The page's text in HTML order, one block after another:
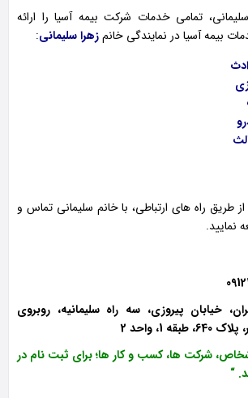
تمامی خدمات شرکت بیمه آسیا را ارائه
بیمه آسیا در نمایندگی خانمزهرا سلیمانی:
طریق راه های ارتباطی، با خانم سلیمانی تماس و
نمایید.
خیابان پیروزی، سه راه سلیمانیه، روبروی
1، واحد 2
شرکت ها، کسب و کار ها؛ برای ثبت نام در
“